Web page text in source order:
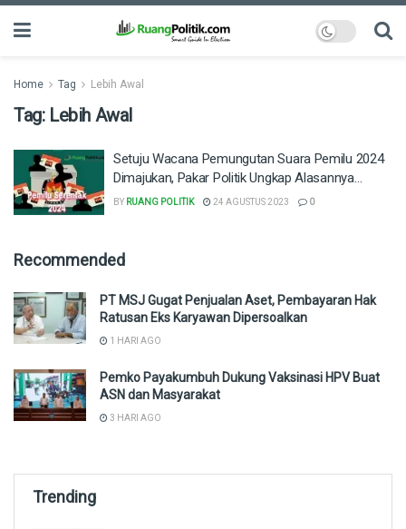
Home Tag Lebih Awal
Tag: Lebih Awal
Setuju Wacana Pemungutan Suara Pemilu 2024
Dimajukan, Pakar Politik Ungkap Alasannya…
BY RUANG POLITIK 24 AGUSTUS 2023 0
Recommended
PT MSJ Gugat Penjualan Aset, Pembayaran Hak
Ratusan Eks Karyawan Dipersoalkan
1 HARI AGO
Pemko Payakumbuh Dukung Vaksinasi HPV Buat
ASN dan Masyarakat
3 HARI AGO
Trending